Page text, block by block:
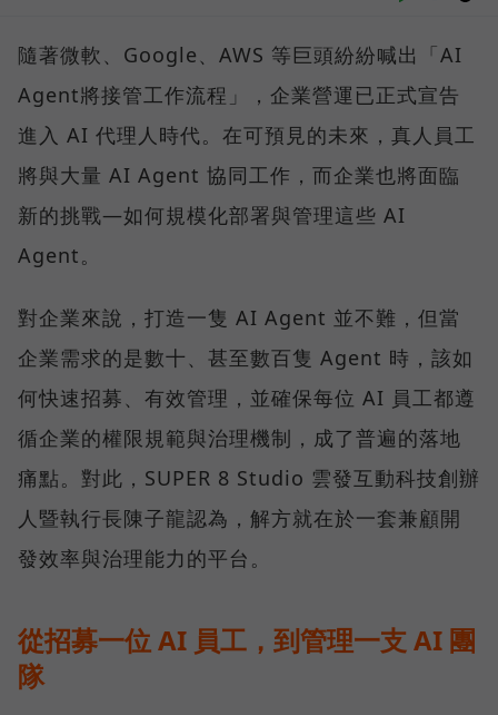
隨著微軟、Google、AWS 等巨頭紛紛喊出「AI
Agent將接管工作流程」，企業營運已正式宣告
進入 AI 代理人時代。在可預見的未來，真人員工
將與大量 AI Agent 協同工作，而企業也將面臨
新的挑戰—如何規模化部署與管理這些 AI
Agent。
對企業來說，打造一隻 AI Agent 並不難，但當
企業需求的是數十、甚至數百隻 Agent 時，該如
何快速招募、有效管理，並確保每位 AI 員工都遵
循企業的權限規範與治理機制，成了普遍的落地
痛點。對此，SUPER 8 Studio 雲發互動科技創辦
人暨執行長陳子龍認為，解方就在於一套兼顧開
發效率與治理能力的平台。
從招募一位 AI 員工，到管理一支 AI 團
隊